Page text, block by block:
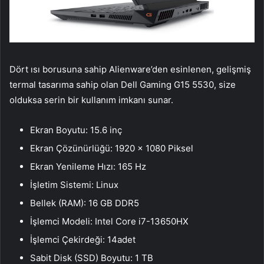
Dört ısı borusuna sahip Alienware’den esinlenen, gelişmiş
termal tasarıma sahip olan Dell Gaming G15 5530, size
olduksa serin bir kullanım imkanı sunar.
Ekran Boyutu: 15.6 inç
Ekran Çözünürlüğü: 1920 x 1080 Piksel
Ekran Yenileme Hızı: 165 Hz
İşletim Sistemi: Linux
Bellek (RAM): 16 GB DDR5
İşlemci Modeli: Intel Core i7-13650HX
İşlemci Çekirdeği: 14adet
Sabit Disk (SSD) Boyutu: 1 TB